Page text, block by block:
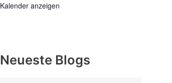
Kalender anzeigen
Neueste Blogs